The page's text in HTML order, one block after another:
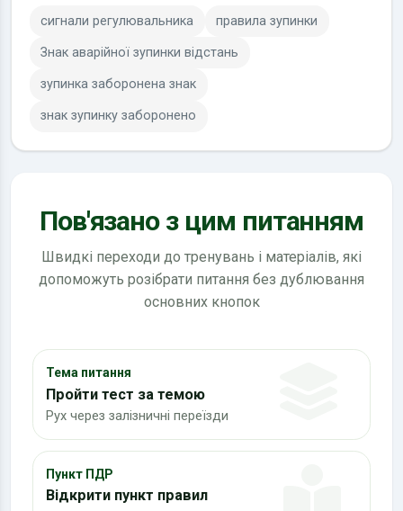
сигнали регулювальника правила зупинки
Знак аварійної зупинки відстань
зупинка заборонена знак
знак зупинку заборонено
Пов'язано з цим питанням
Швидкі переходи до тренувань і матеріалів, які
допоможуть розібрати питання без дублювання
основних кнопок
Тема питання
Пройти тест за темою
Рух через залізничні переїзди
Пункт ПДР
Відкрити пункт правил